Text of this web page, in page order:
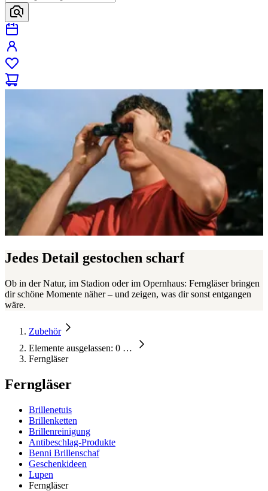
Jedes Detail gestochen scharf
Ob in der Natur, im Stadion oder im Opernhaus: Ferngläser bringen
dir schöne Momente näher – und zeigen, was dir sonst entgangen
wäre.
Zubehör
Elemente ausgelassen: 0 …
Ferngläser
Ferngläser
Brillenetuis
Brillenketten
Brillenreinigung
Antibeschlag-Produkte
Benni Brillenschaf
Geschenkideen
Lupen
Ferngläser